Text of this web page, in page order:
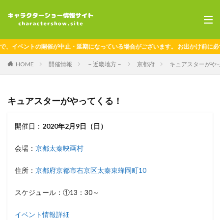
ントの開催が中止・延期になっている場合がございます。 お出かけ前に必ず
HOME 開催情報 －近畿地方－ 京都府 キュアスターがや
キュアスターがやってくる！
開催日： 2020年2月9日（日）
会場： 京都太秦映画村
住所： 京都府京都市右京区太秦東蜂岡町10
スケジュール：①13：30～
イベント情報詳細